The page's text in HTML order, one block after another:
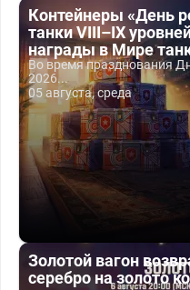
Контейнеры «День
танки VIII–IX
награды в Мире
Во время празднования
2026...
05 августа, среда
Золотой вагон
серебро на золото